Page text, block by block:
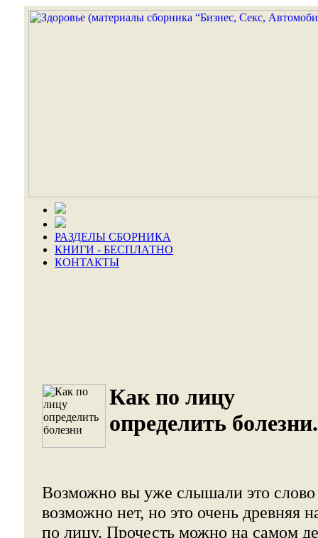
РАЗДЕЛЫ СБОРНИКА
КНИГИ - БЕСПЛАТНО
КОНТАКТЫ
Как по лицу
определить болезни.
Возможно вы уже слышали это
возможно нет, но это очень древняя
по лицу. Прочесть можно на самом